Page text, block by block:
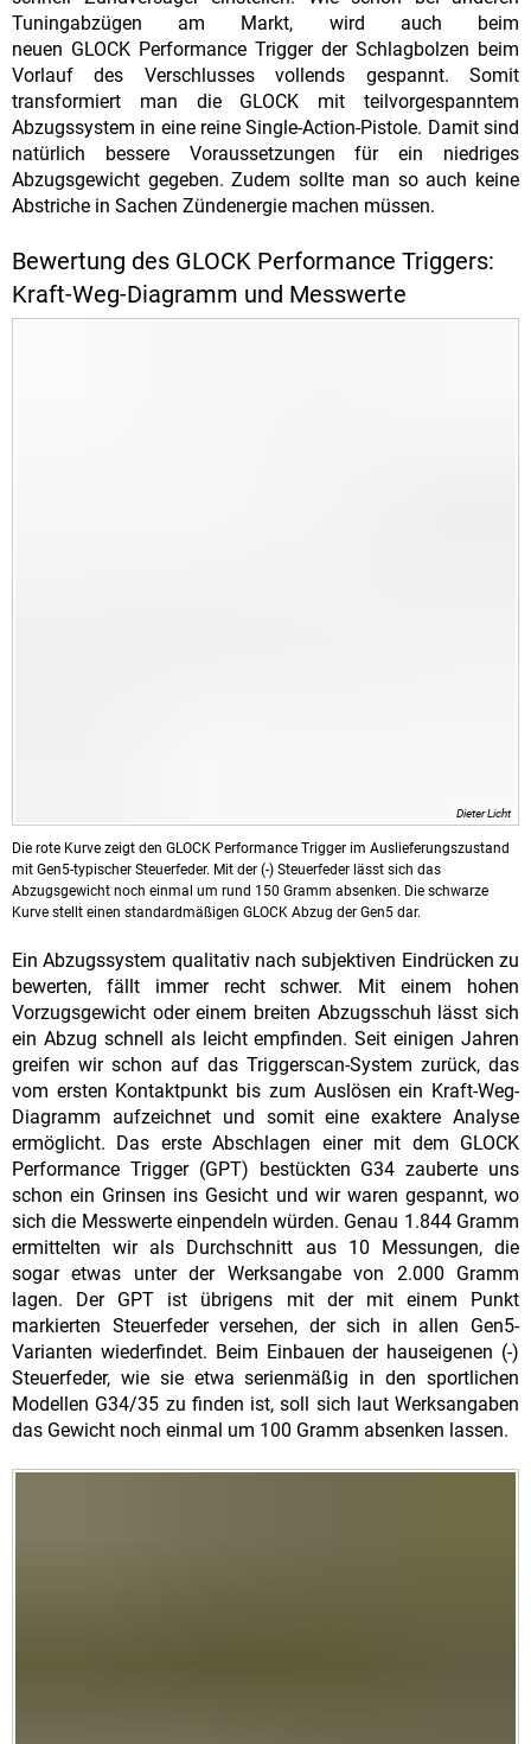
Tuningabzügen am Markt, wird auch beim
neuen GLOCK Performance Trigger der Schlagbolzen beim
Vorlauf des Verschlusses vollends gespannt. Somit
transformiert man die GLOCK mit teilvorgespanntem
Abzugssystem in eine reine Single-Action-Pistole. Damit sind
natürlich bessere Voraussetzungen für ein niedriges
Abzugsgewicht gegeben. Zudem sollte man so auch keine
Abstriche in Sachen Zündenergie machen müssen.
Bewertung des GLOCK Performance Triggers:
Kraft-Weg-Diagramm und Messwerte
Dieter Licht
Die rote Kurve zeigt den GLOCK Performance Trigger im Auslieferungszustand
mit Gen5-typischer Steuerfeder. Mit der (-) Steuerfeder lässt sich das
Abzugsgewicht noch einmal um rund 150 Gramm absenken. Die schwarze
Kurve stellt einen standardmäßigen GLOCK Abzug der Gen5 dar.
Ein Abzugssystem qualitativ nach subjektiven Eindrücken zu
bewerten, fällt immer recht schwer. Mit einem hohen
Vorzugsgewicht oder einem breiten Abzugsschuh lässt sich
ein Abzug schnell als leicht empfinden. Seit einigen Jahren
greifen wir schon auf das Triggerscan-System zurück, das
vom ersten Kontaktpunkt bis zum Auslösen ein Kraft-Weg-
Diagramm aufzeichnet und somit eine exaktere Analyse
ermöglicht. Das erste Abschlagen einer mit dem GLOCK
Performance Trigger (GPT) bestückten G34 zauberte uns
schon ein Grinsen ins Gesicht und wir waren gespannt, wo
sich die Messwerte einpendeln würden. Genau 1.844 Gramm
ermittelten wir als Durchschnitt aus 10 Messungen, die
sogar etwas unter der Werksangabe von 2.000 Gramm
lagen. Der GPT ist übrigens mit der mit einem Punkt
markierten Steuerfeder versehen, der sich in allen Gen5-
Varianten wiederfindet. Beim Einbauen der hauseigenen (-)
Steuerfeder, wie sie etwa serienmäßig in den sportlichen
Modellen G34/35 zu finden ist, soll sich laut Werksangaben
das Gewicht noch einmal um 100 Gramm absenken lassen.